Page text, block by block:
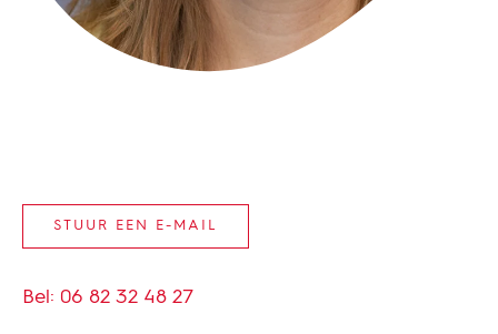
STUUR EEN E-MAIL
Bel: 06 82 32 48 27